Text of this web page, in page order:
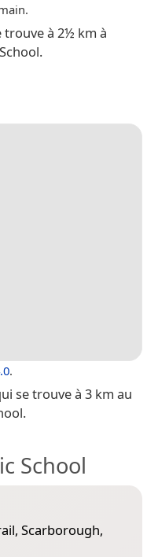
trouve à 2½ km à
.
se trouve à 3 km au
School
Scarborough,